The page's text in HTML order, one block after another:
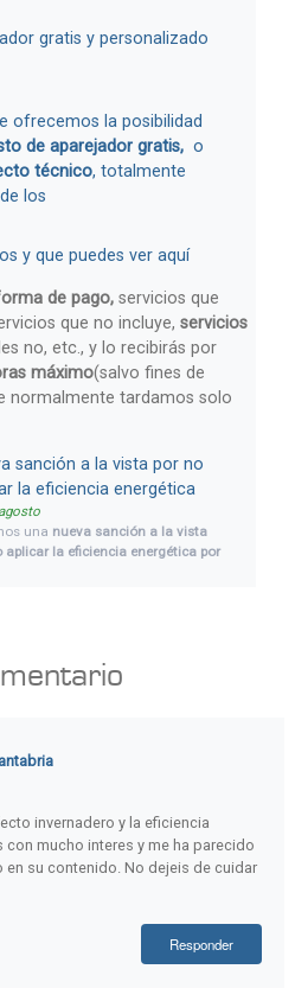
gratis y personalizado
ofrecemos la posibilidad
de aparejador gratis, o
técnico, totalmente
los
y que puedes ver aquí
de pago,servicios que
que no incluye, servicios
no, etc., y lo recibirás por
máximo(salvo fines de
normalmente tardamos solo
sanción a la vista por no
la eficiencia energética
una nueva sanción a la vista
aplicar la eficiencia energética por
sanciónpor no aplicar la
invernadero y la eficiencia
con mucho interes y me ha parecido
su contenido. No dejeis de cuidar
Responder